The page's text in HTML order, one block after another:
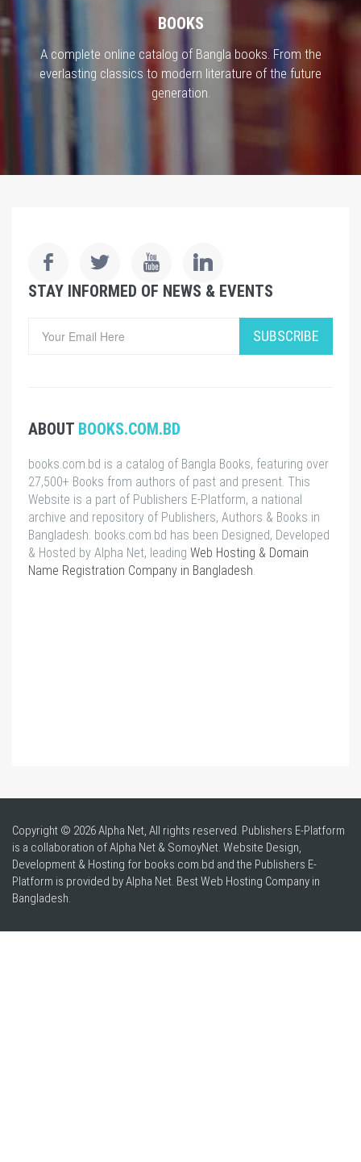
BOOKS
A complete online catalog of Bangla books. From the
everlasting classics to modern literature of the future
generation.
STAY INFORMED OF NEWS & EVENTS
SUBSCRIBE
ABOUT BOOKS.COM.BD
books.com.bd is a catalog of Bangla Books, featuring over
27,500+ Books from authors of past and present. This
Website is a part of Publishers E-Platform, a national
archive and repository of Publishers, Authors & Books in
Bangladesh. books.com.bd has been Designed, Developed
& Hosted by Alpha Net, leading Web Hosting & Domain
Name Registration Company in Bangladesh
Copyright © 2026 Alpha Net, All rights reserved. Publishers E-Platform
is a collaboration of Alpha Net & SomoyNet. Website Design,
Development & Hosting for books.com.bd and the Publishers E-
Platform is provided by Alpha Net. BestWeb Hosting Company in
Bangladesh.